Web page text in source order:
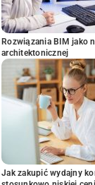
Rozwiązania BIM jako
architektonicznej
Jak zakupić wydajny